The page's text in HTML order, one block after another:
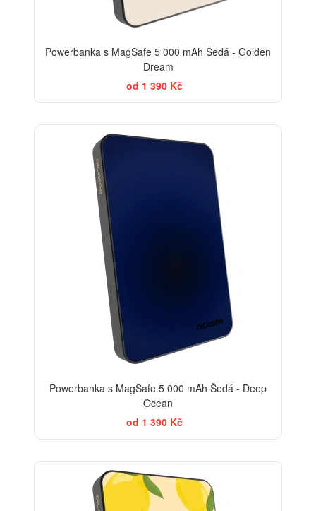
Powerbanka s MagSafe 5 000 mAh Šedá - Golden
Dream
od 1 390 Kč
Powerbanka s MagSafe 5 000 mAh Šedá - Deep
Ocean
od 1 390 Kč